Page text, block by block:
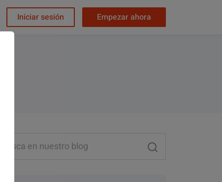
Iniciar sesión Empezar ahora